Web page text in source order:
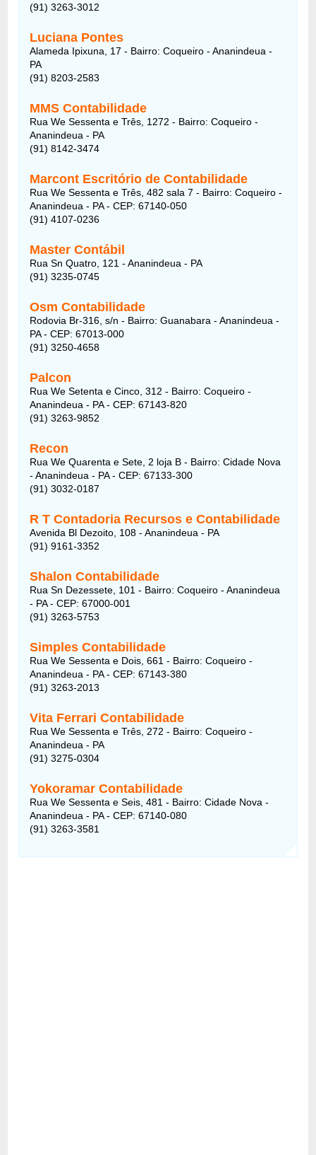
(91) 3263-3012
Luciana Pontes
Alameda Ipixuna, 17 - Bairro: Coqueiro - Ananindeua -
PA
(91) 8203-2583
MMS Contabilidade
Rua We Sessenta e Três, 1272 - Bairro: Coqueiro -
Ananindeua - PA
(91) 8142-3474
Marcont Escritório de Contabilidade
Rua We Sessenta e Três, 482 sala 7 - Bairro: Coqueiro -
Ananindeua - PA - CEP: 67140-050
(91) 4107-0236
Master Contábil
Rua Sn Quatro, 121 - Ananindeua - PA
(91) 3235-0745
Osm Contabilidade
Rodovia Br-316, s/n - Bairro: Guanabara - Ananindeua -
PA - CEP: 67013-000
(91) 3250-4658
Palcon
Rua We Setenta e Cinco, 312 - Bairro: Coqueiro -
Ananindeua - PA - CEP: 67143-820
(91) 3263-9852
Recon
Rua We Quarenta e Sete, 2 loja B - Bairro: Cidade Nova
- Ananindeua - PA - CEP: 67133-300
(91) 3032-0187
R T Contadoria Recursos e Contabilidade
Avenida Bl Dezoito, 108 - Ananindeua - PA
(91) 9161-3352
Shalon Contabilidade
Rua Sn Dezessete, 101 - Bairro: Coqueiro - Ananindeua
- PA - CEP: 67000-001
(91) 3263-5753
Simples Contabilidade
Rua We Sessenta e Dois, 661 - Bairro: Coqueiro -
Ananindeua - PA - CEP: 67143-380
(91) 3263-2013
Vita Ferrari Contabilidade
Rua We Sessenta e Três, 272 - Bairro: Coqueiro -
Ananindeua - PA
(91) 3275-0304
Yokoramar Contabilidade
Rua We Sessenta e Seis, 481 - Bairro: Cidade Nova -
Ananindeua - PA - CEP: 67140-080
(91) 3263-3581